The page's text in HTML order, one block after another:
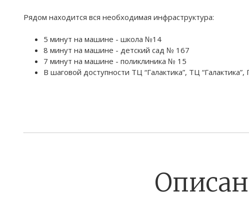
Рядом находится вся необходимая инфраструктура:
5 минут на машине - школа №14
8 минут на машине - детский сад № 167
7 минут на машине - поликлиника № 15
В шаговой доступности ТЦ “Галактика”, ТЦ “Галактика”,